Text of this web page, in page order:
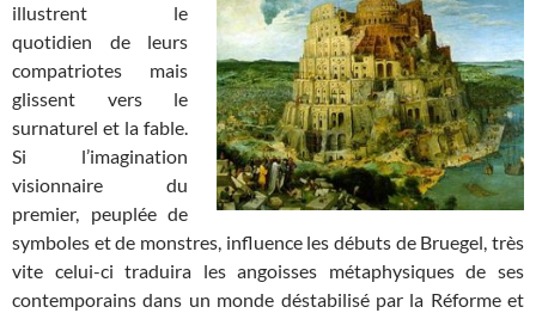
illustrent le
quotidien de leurs
compatriotes mais
glissent vers le
surnaturel et la fable.
Si l’imagination
visionnaire du
premier, peuplée de
symboles et de monstres, influence les débuts de Bruegel, très
vite celui-ci traduira les angoisses métaphysiques de ses
contemporains dans un monde déstabilisé par la Réforme et